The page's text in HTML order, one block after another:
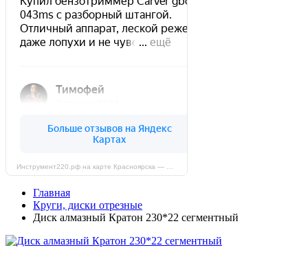
Главная
Круги, диски отрезные
Диск алмазный Кратон 230*22 сегментный